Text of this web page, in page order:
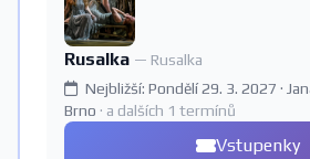
Rusalka — Rusalka
Nejbližší: Pondělí 29. 3. 2027 ·
Brno · a dalších 1 termínů
Vstupenky